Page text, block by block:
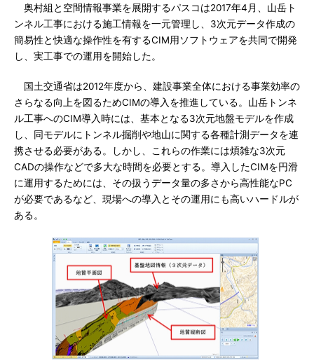
奥村組と空間情報事業を展開するパスコは2017年4月、山岳ト
ンネル工事における施工情報を一元管理し、3次元データ作成の
簡易性と快適な操作性を有するCIM用ソフトウェアを共同で開発
し、実工事での運用を開始した。
国土交通省は2012年度から、建設事業全体における事業効率の
さらなる向上を図るためCIMの導入を推進している。山岳トンネ
ル工事へのCIM導入時には、基本となる3次元地盤モデルを作成
し、同モデルにトンネル掘削や地山に関する各種計測データを連
携させる必要がある。しかし、これらの作業には煩雑な3次元
CADの操作などで多大な時間を必要とする。導入したCIMを円滑
に運用するためには、その扱うデータ量の多さから高性能なPC
が必要であるなど、現場への導入とその運用にも高いハードルが
ある。